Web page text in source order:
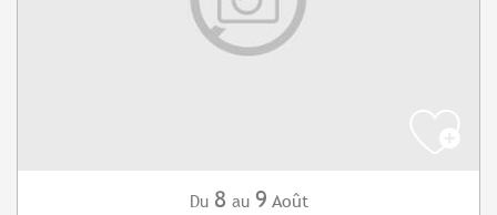
Du 8 au 9 Août